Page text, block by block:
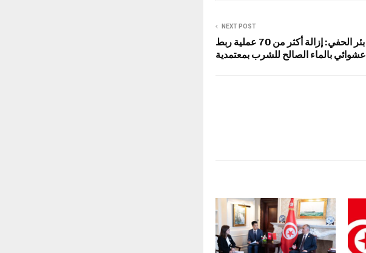
NEXT POST
بئر الحفي: إزالة أكثر من 70 عملية ربط
عشوائي بالماء الصالح للشرب بمعتمدية